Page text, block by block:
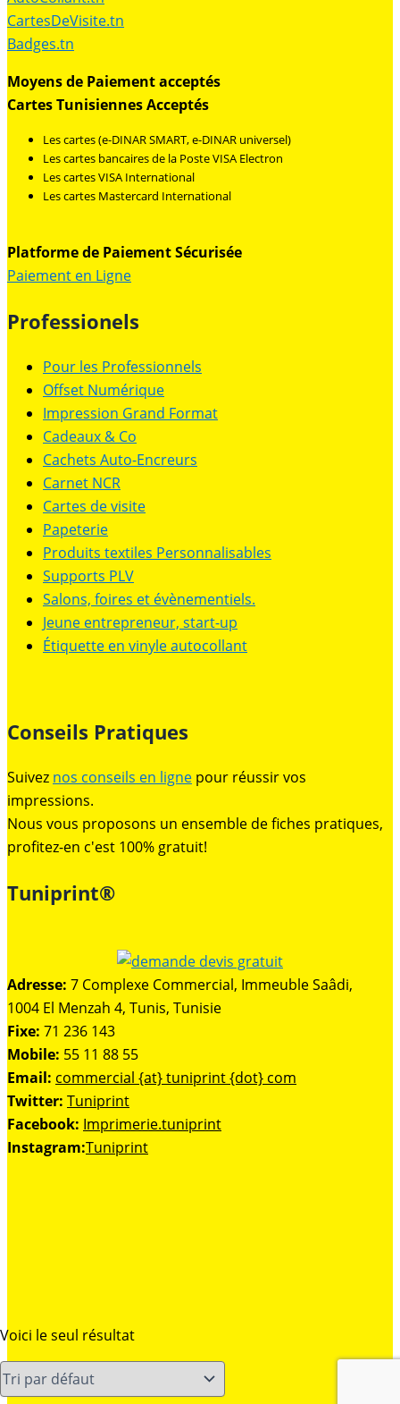
Voici le seul résultat
CartesDeVisite.tn
Badges.tn
Moyens de Paiement acceptés
Cartes Tunisiennes Acceptés
Les cartes (e-DINAR SMART, e-DINAR universel)
Les cartes bancaires de la Poste VISA Electron
Les cartes VISA International
Les cartes Mastercard International
Platforme de Paiement Sécurisée
Paiement en Ligne
Professionels
Pour les Professionnels
Offset Numérique
Impression Grand Format
Cadeaux & Co
Cachets Auto-Encreurs
Carnet NCR
Cartes de visite
Papeterie
Produits textiles Personnalisables
Supports PLV
Salons, foires et évènementiels.
Jeune entrepreneur, start-up
Étiquette en vinyle autocollant
Conseils Pratiques
Suivez nos conseils en ligne pour réussir vos
impressions.
Nous vous proposons un ensemble de fiches pratiques,
profitez-en c'est 100% gratuit!
Tuniprint®
Adresse: 7 Complexe Commercial, Immeuble Saâdi,
1004 El Menzah 4, Tunis, Tunisie
Fixe: 71 236 143
Mobile: 55 11 88 55
Email: commercial {at} tuniprint {dot} com
Twitter: Tuniprint
Facebook: Imprimerie.tuniprint
Instagram:Tuniprint